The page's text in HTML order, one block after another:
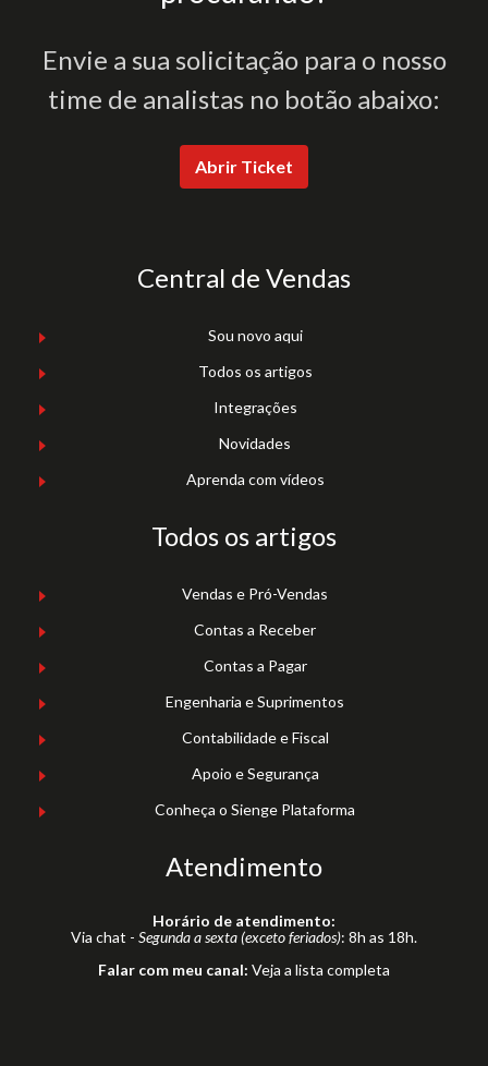
Envie a sua solicitação para o nosso
time de analistas no botão abaixo:
Abrir Ticket
Central de Vendas
Sou novo aqui
Todos os artigos
Integrações
Novidades
Aprenda com vídeos
Todos os artigos
Vendas e Pró-Vendas
Contas a Receber
Contas a Pagar
Engenharia e Suprimentos
Contabilidade e Fiscal
Apoio e Segurança
Conheça o Sienge Plataforma
Atendimento
Horário de atendimento:
Via chat - Segunda a sexta (exceto feriados): 8h as 18h.
Falar com meu canal: Veja a lista completa